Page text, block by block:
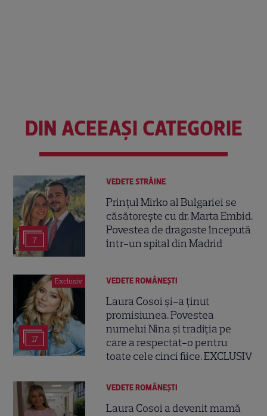
DIN ACEEAȘI CATEGORIE
7
VEDETE STRĂINE
Prințul Mirko al Bulgariei se
căsătorește cu dr. Marta Embid.
Povestea de dragoste începută
într-un spital din Madrid
Exclusiv
17
VEDETE ROMÂNEŞTI
Laura Cosoi și-a ținut
promisiunea. Povestea
numelui Nina și tradiția pe
care a respectat-o pentru
toate cele cinci fiice. EXCLUSIV
VEDETE ROMÂNEŞTI
Laura Cosoi a devenit mamă